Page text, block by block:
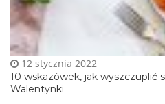
10 wskazówek, jak wyszczuplić
Walentynki
12 stycznia 2022